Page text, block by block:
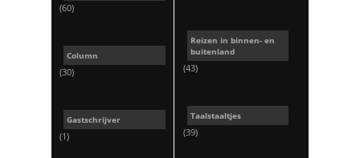
(60)
Column
(30)
Gastschrijver
(1)
Reizen in binnen- en
buitenland
(43)
Taalstaaltjes
(39)